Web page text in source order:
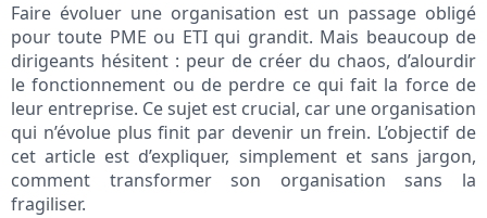
Faire évoluer une organisation est un passage obligé
pour toute PME ou ETI qui grandit. Mais beaucoup de
dirigeants hésitent : peur de créer du chaos, d’alourdir
le fonctionnement ou de perdre ce qui fait la force de
leur entreprise. Ce sujet est crucial, car une organisation
qui n’évolue plus finit par devenir un frein. L’objectif de
cet article est d’expliquer, simplement et sans jargon,
comment transformer son organisation sans la
fragiliser.